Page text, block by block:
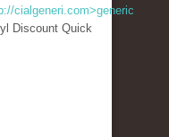
cialgeneri.com>generic
Discount Quick